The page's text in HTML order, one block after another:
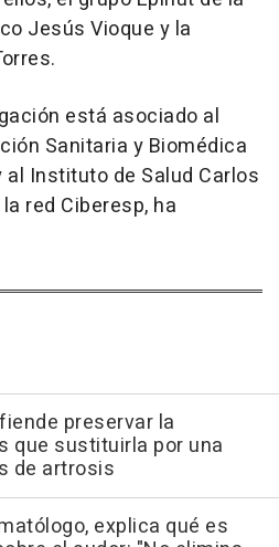
Jesús Vioque y la
está asociado al
Sanitaria y Biomédica
Instituto de Salud Carlos
red Ciberesp, ha
preservar la
que sustituirla por una
de artrosis
explica qué es